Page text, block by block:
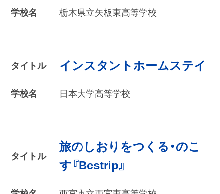
学校名 栃木県立矢板東高等学校
タイトル インスタントホームステイ
学校名 日本大学高等学校
タイトル
旅のしおりをつくる・のこ
す『Bestrip』